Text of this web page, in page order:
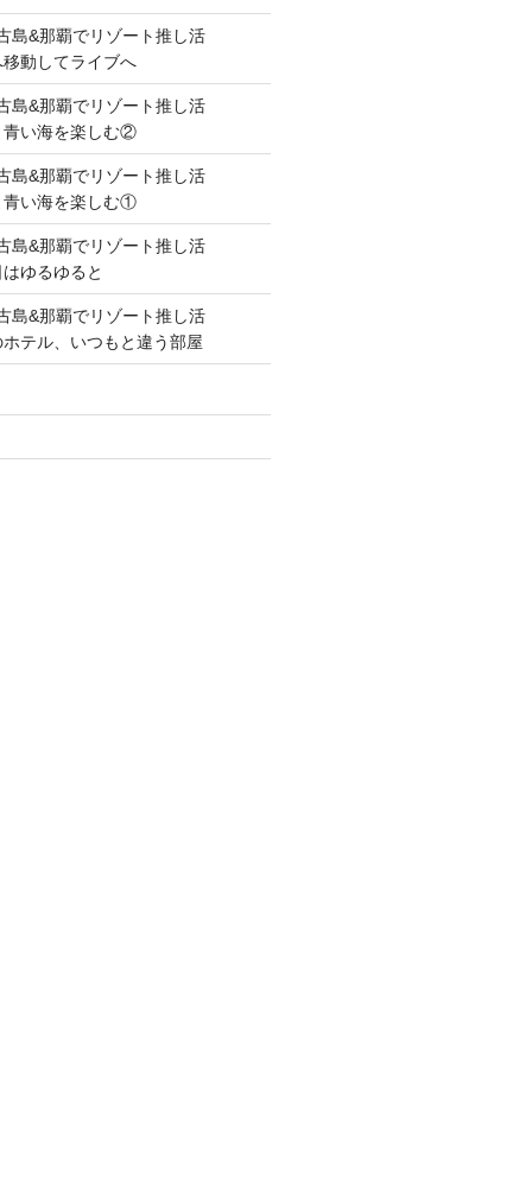
島&那覇でリゾート推し活
移動してライブへ
島&那覇でリゾート推し活
青い海を楽しむ②
島&那覇でリゾート推し活
青い海を楽しむ①
島&那覇でリゾート推し活
はゆるゆると
島&那覇でリゾート推し活
ホテル、いつもと違う部屋